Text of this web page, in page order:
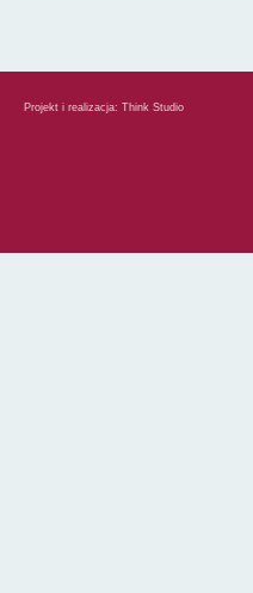
Projekt i realizacja: Think Studio